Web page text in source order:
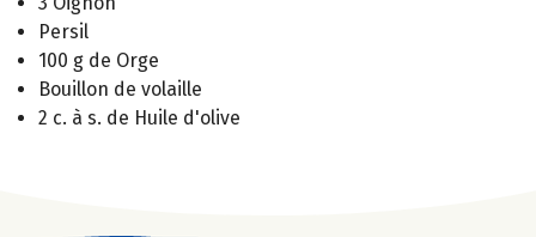
Persil
100 g de Orge
Bouillon de volaille
2 c. à s. de Huile d'olive